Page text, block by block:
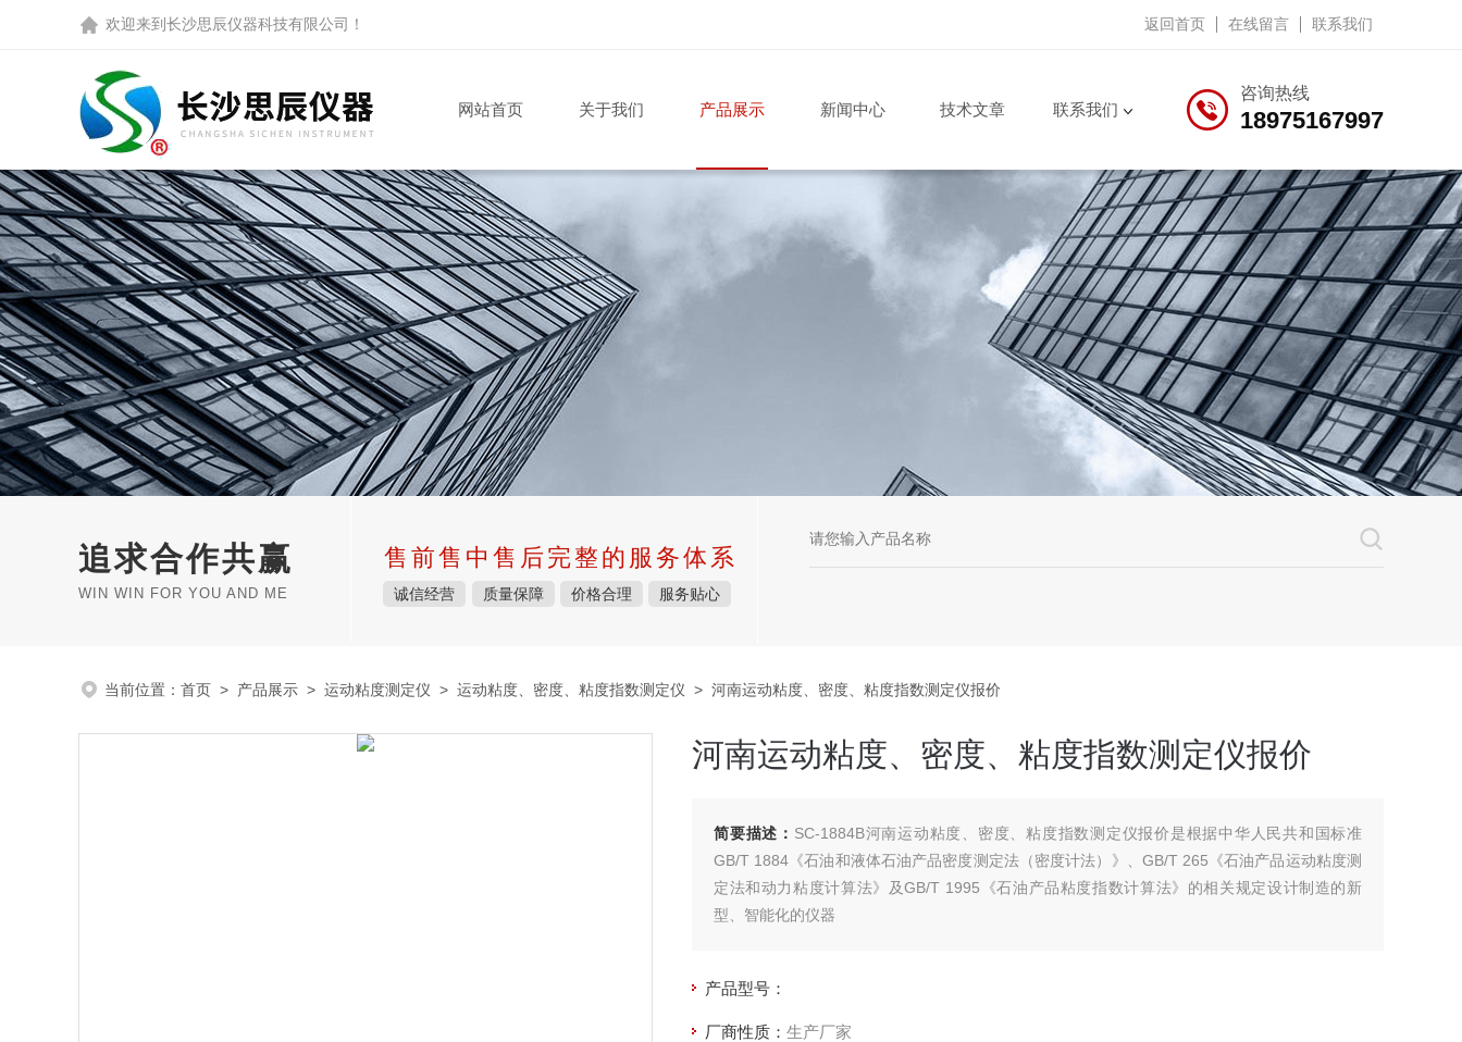
欢迎来到 长沙思辰仪器科技有限公司 ！ 返回首页 在线留言 联系我们
咨询热线
18975167997
网站首页 关于我们 产品展示 新闻中心 技术文章 联系我们
追求合作共赢
WIN WIN FOR YOU AND ME
售前售中售后完整的服务体系
诚信经营 质量保障 价格合理 服务贴心
当前位置： 首页 > 产品展示 > 运动粘度测定仪 > 运动粘度、密度、粘度指数测定仪 > 河南运动粘度、密度、粘度指数测定仪报价
河南运动粘度、密度、粘度指数测定仪报价
简要描述： SC-1884B河南运动粘度、密度、粘度指数测定仪报价是根据中华人民共和国标准
GB/T 1884《石油和液体石油产品密度测定法（密度计法）》、GB/T 265《石油产品运动粘度测
定法和动力粘度计算法》及GB/T 1995《石油产品粘度指数计算法》的相关规定设计制造的新
型、智能化的仪器
产品型号：
厂商性质： 生产厂家